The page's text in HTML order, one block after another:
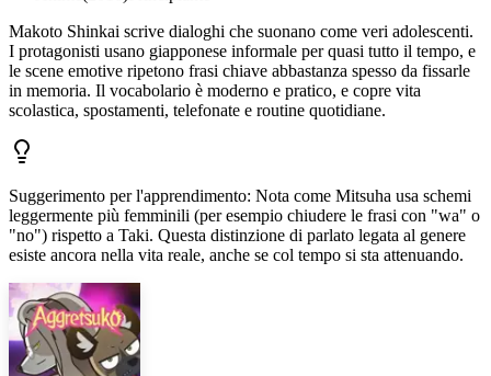
Makoto Shinkai scrive dialoghi che suonano come veri adolescenti.
I protagonisti usano giapponese informale per quasi tutto il tempo, e
le scene emotive ripetono frasi chiave abbastanza spesso da fissarle
in memoria. Il vocabolario è moderno e pratico, e copre vita
scolastica, spostamenti, telefonate e routine quotidiane.
Suggerimento per l'apprendimento: Nota come Mitsuha usa schemi
leggermente più femminili (per esempio chiudere le frasi con "wa" o
"no") rispetto a Taki. Questa distinzione di parlato legata al genere
esiste ancora nella vita reale, anche se col tempo si sta attenuando.